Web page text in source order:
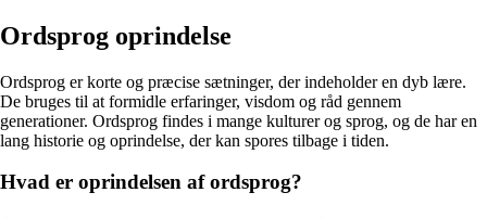
Ordsprog oprindelse
Ordsprog er korte og præcise sætninger, der indeholder en dyb lære.
De bruges til at formidle erfaringer, visdom og råd gennem
generationer. Ordsprog findes i mange kulturer og sprog, og de har en
lang historie og oprindelse, der kan spores tilbage i tiden.
Hvad er oprindelsen af ordsprog?